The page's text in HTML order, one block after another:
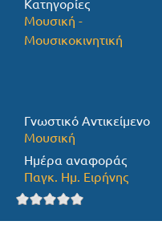
Προσφορές
Κατηγορίες
Μουσική -
Μουσικοκινητική
Γνωστικό Αντικείμενο
Μουσική
Ημέρα αναφοράς
Παγκ. Ημ. Ειρήνης